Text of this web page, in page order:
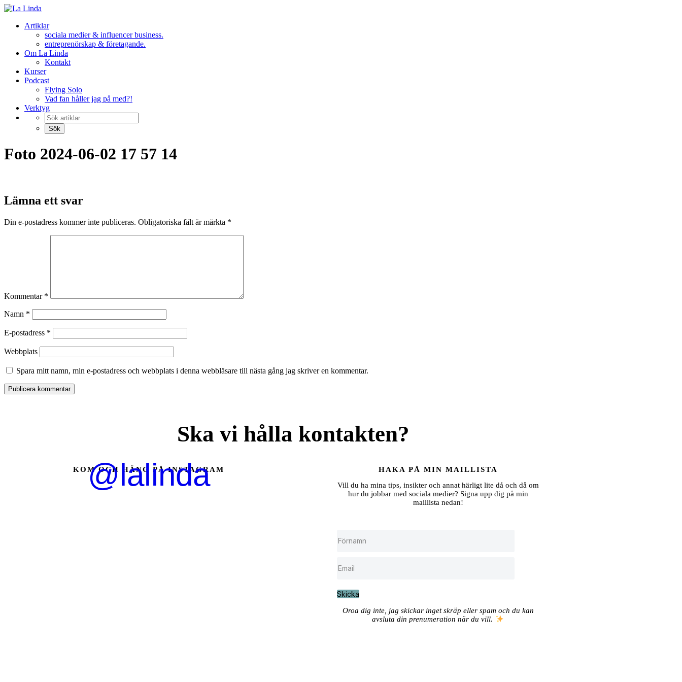
Artiklar
sociala medier & influencer business.
entreprenörskap & företagande.
Om La Linda
Kontakt
Kurser
Podcast
Flying Solo
Vad fan håller jag på med?!
Verktyg
Foto 2024-06-02 17 57 14
Lämna ett svar
Din e-postadress kommer inte publiceras. Obligatoriska fält är märkta *
Kommentar *
Namn *
E-postadress *
Webbplats
Spara mitt namn, min e-postadress och webbplats i denna webbläsare till nästa gång jag skriver en kommentar.
Ska vi hålla kontakten?
KOM OCH HÄNG PÅ INSTAGRAM
@lalinda
HAKA PÅ MIN MAILLISTA
Vill du ha mina tips, insikter och annat härligt lite då och då om
hur du jobbar med sociala medier? Signa upp dig på min
maillista nedan!
Skicka
Oroa dig inte, jag skickar inget skräp eller spam och du kan
avsluta din prenumeration när du vill.